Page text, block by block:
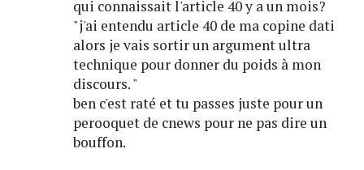
qui connaissait l'article 40 y a un mois?
"j'ai entendu article 40 de ma copine dati
alors je vais sortir un argument ultra
technique pour donner du poids à mon
discours. "
ben c'est raté et tu passes juste pour un
perooquet de cnews pour ne pas dire un
bouffon.